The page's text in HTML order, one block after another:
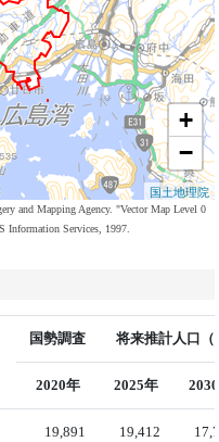
+
−
国土地理院
and Mapping Agency. "Vector Map Level 0
Information Services, 1997.
国勢調査 将来推計人口（
2020年 2025年
19,891 19,412